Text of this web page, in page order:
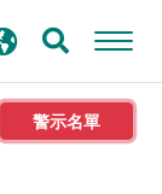
警示名單